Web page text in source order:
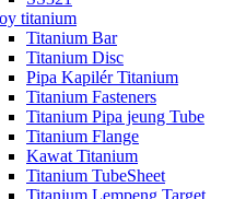
titanium
Titanium Bar
Titanium Disc
Pipa Kapilér Titanium
Titanium Fasteners
Titanium Pipa jeung Tube
Titanium Flange
Kawat Titanium
Titanium TubeSheet
Titanium Lempeng Target